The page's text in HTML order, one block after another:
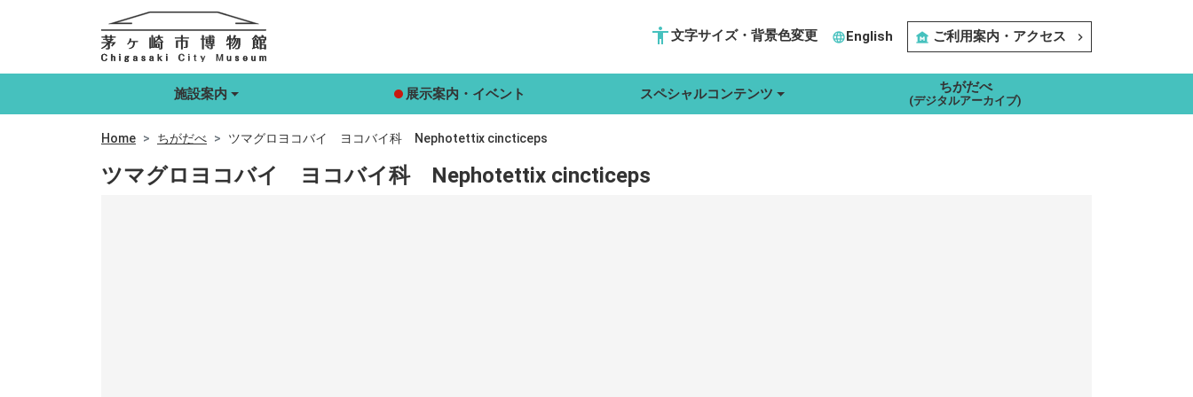
museum ご利用案内・アクセス navigate_next
accessibility文字サイズ・背景色変更 languageEnglish
施設案内 展示案内・イベント スペシャルコンテンツ ちがだべ
(デジタルアーカイブ)
Home ちがだべ ツマグロヨコバイ ヨコバイ科 Nephotettix cincticeps
ツマグロヨコバイ ヨコバイ科 Nephotettix cincticeps